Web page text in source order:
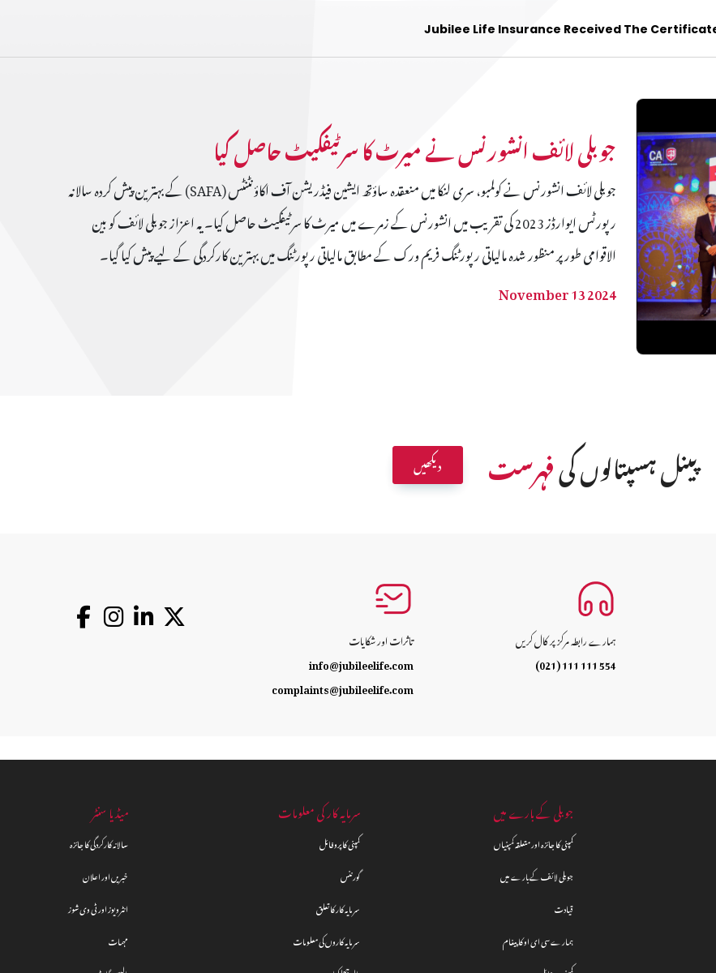
Jubilee Life Insurance Received The
جوبلی لائف انشورنس نے میرٹ کا سرٹیفکیٹ حاصل کیا
جوبلی لائف انشورنس نے کولمبو، سری لنکا میں منعقدہ ساؤتھ ایشین فیڈریشن آف اکاؤنٹنٹس (SAFA) کے بہترین پیش کردہ سالانہ
رپورٹس ایوارڈز 2023 کی تقریب میں انشورنس کے زمرے میں میرٹ کا سرٹیفکیٹ حاصل کیا۔ یہ اعزاز جوبلی لائف کو بین
الاقوامی طور پر منظور شدہ مالیاتی رپورٹنگ فریم ورک کے مطابق مالیاتی رپورٹنگ میں بہترین کارکردگی کے لیے پیش کیا گیا۔
November 13 2024
پینل ہسپتالوں کیفہرست دیکھیں
تاثرات اور شکایات
info@jubileelife.com
complaints@jubileelife.com
ہمارے رابطہ مرکز پر کال کریں
(021) 111 111 554
جوبلی کے بارے میں
کمپنی کا جائزہ اور متعلقہ کمپنیاں
جوبلی لائف کے بارے میں
قیادت
ہمارے سی ای او کا پیغام
سرمایہ کار کی معلومات
کمپنی کا پروفائل
گورننس
سرمایہ کار کا تعلق
سرمایہ کاروں کی معلومات
میڈیا سنٹر
سالانہ کارکردگی کا جائزہ
خبریں اور اعلان
انٹرویوز اور ٹی وی شوز
مہمات